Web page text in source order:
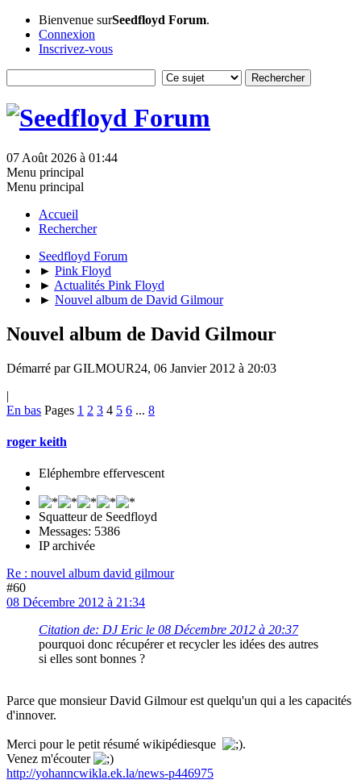
Bienvenue surSeedfloyd Forum.
Connexion
Inscrivez-vous
07 Août 2026 à 01:44
Menu principal
Menu principal
Accueil
Rechercher
Seedfloyd Forum
► Pink Floyd
► Actualités Pink Floyd
► Nouvel album de David Gilmour
Nouvel album de David Gilmour
Démarré par GILMOUR24, 06 Janvier 2012 à 20:03
|
En bas Pages 1 2 3 4 5 6 ... 8
roger keith
Eléphembre effervescent
Squatteur de Seedfloyd
Messages: 5386
IP archivée
Re : nouvel album david gilmour
#60
08 Décembre 2012 à 21:34
Citation de: DJ Eric le 08 Décembre 2012 à 20:37
pourquoi donc récupérer et recycler les idées des autres
si elles sont bonnes ?
Parce que monsieur David Gilmour est quelqu'un qui a les capacités
d'innover.
Merci pour le petit résumé wikipédiesque
.
Venez m'écouter
http://yohanncwikla.ek.la/news-p446975